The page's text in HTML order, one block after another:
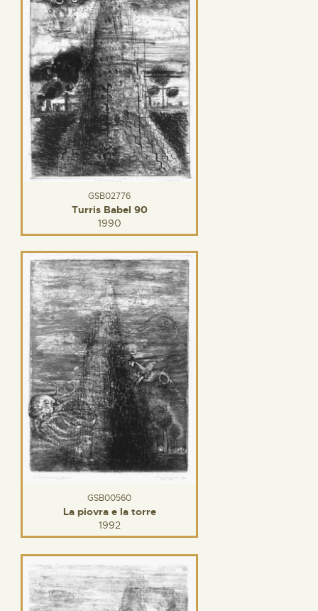
GSB02776
Turris Babel 90
1990
GSB00560
La piovra e la torre
1992